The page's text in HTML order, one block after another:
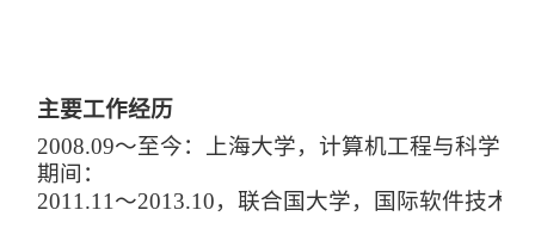
主要工作经历
2008.09～至今：上海大学，计算机工程与科学学
期间：
2011.11～2013.10，联合国大学，国际软件技术